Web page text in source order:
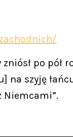
po pół
na szyję
Niemcami”.